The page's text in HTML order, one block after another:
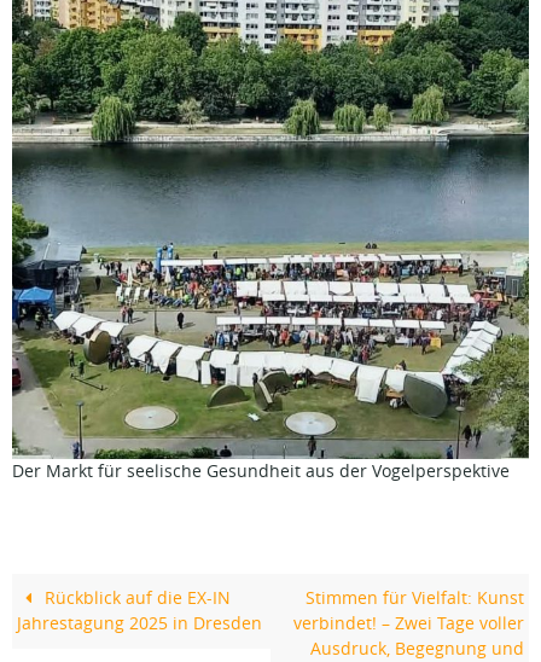
Der Markt für seelische Gesundheit aus der Vogelperspektive
Rückblick auf die EX-IN
Jahrestagung 2025 in Dresden
Stimmen für Vielfalt: Kunst
verbindet! – Zwei Tage voller
Ausdruck, Begegnung und